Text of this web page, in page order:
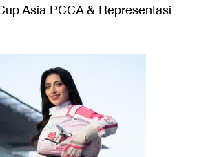
Asia PCCA & Representasi